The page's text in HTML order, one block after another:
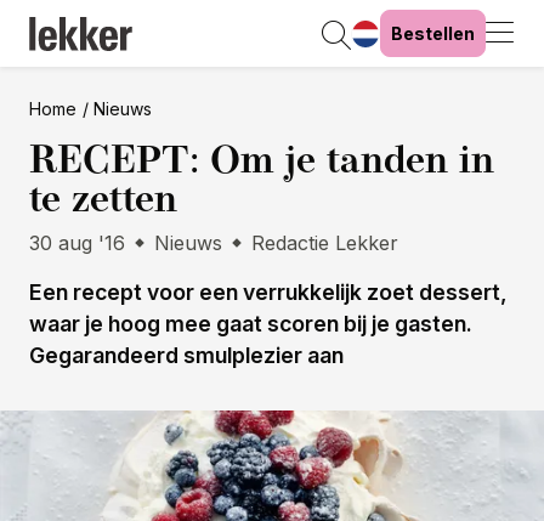
Bestellen
Home Nieuws
RECEPT: Om je tanden in
te zetten
30 aug '16 Nieuws Redactie Lekker
Een recept voor een verrukkelijk zoet dessert,
waar je hoog mee gaat scoren bij je gasten.
Gegarandeerd smulplezier aan